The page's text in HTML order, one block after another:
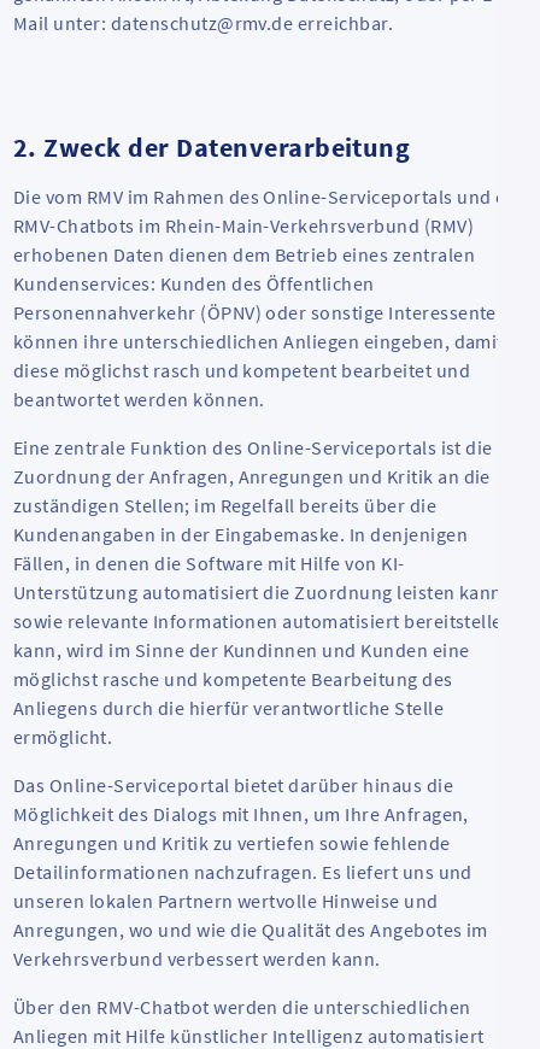
Mail unter: datenschutz@rmv.de erreichbar.
2. Zweck der Datenverarbeitung
Die vom RMV im Rahmen des Online-Serviceportals und des
RMV-Chatbots im Rhein-Main-Verkehrsverbund (RMV)
erhobenen Daten dienen dem Betrieb eines zentralen
Kundenservices: Kunden des Öffentlichen
Personennahverkehr (ÖPNV) oder sonstige Interessenten
können ihre unterschiedlichen Anliegen eingeben, damit
diese möglichst rasch und kompetent bearbeitet und
beantwortet werden können.
Eine zentrale Funktion des Online-Serviceportals ist die
Zuordnung der Anfragen, Anregungen und Kritik an die
zuständigen Stellen; im Regelfall bereits über die
Kundenangaben in der Eingabemaske. In denjenigen
Fällen, in denen die Software mit Hilfe von KI-
Unterstützung automatisiert die Zuordnung leisten kann
sowie relevante Informationen automatisiert bereitstellen
kann, wird im Sinne der Kundinnen und Kunden eine
möglichst rasche und kompetente Bearbeitung des
Anliegens durch die hierfür verantwortliche Stelle
ermöglicht.
Das Online-Serviceportal bietet darüber hinaus die
Möglichkeit des Dialogs mit Ihnen, um Ihre Anfragen,
Anregungen und Kritik zu vertiefen sowie fehlende
Detailinformationen nachzufragen. Es liefert uns und
unseren lokalen Partnern wertvolle Hinweise und
Anregungen, wo und wie die Qualität des Angebotes im
Verkehrsverbund verbessert werden kann.
Über den RMV-Chatbot werden die unterschiedlichen
Anliegen mit Hilfe künstlicher Intelligenz automatisiert